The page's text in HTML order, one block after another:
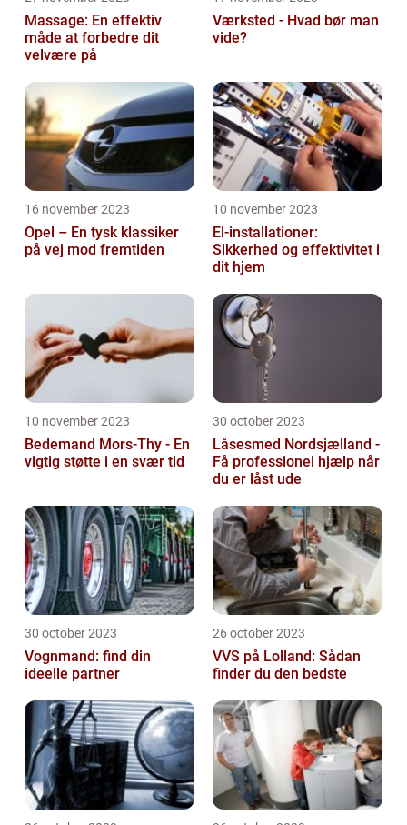
Massage: En effektiv
måde at forbedre dit
velvære på
Værksted - Hvad bør man
vide?
16 november 2023
Opel – En tysk klassiker
på vej mod fremtiden
10 november 2023
El-installationer:
Sikkerhed og effektivitet i
dit hjem
10 november 2023
Bedemand Mors-Thy - En
vigtig støtte i en svær tid
30 october 2023
Låsesmed Nordsjælland -
Få professionel hjælp når
du er låst ude
30 october 2023
Vognmand: find din
ideelle partner
26 october 2023
VVS på Lolland: Sådan
finder du den bedste